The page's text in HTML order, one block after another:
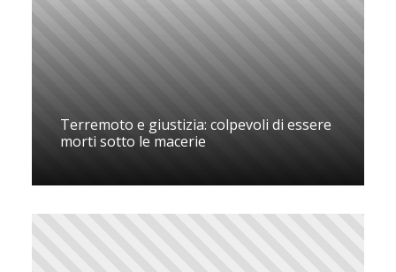
Terremoto e giustizia: colpevoli di essere
morti sotto le macerie